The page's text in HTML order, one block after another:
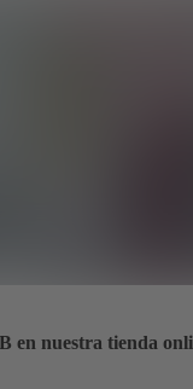
en nuestra tienda